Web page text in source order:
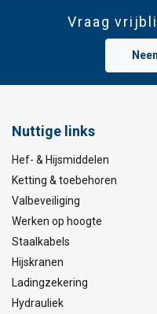
Vraag
Nuttige links
Hef- & Hijsmiddelen
Ketting & toebehoren
Valbeveiliging
Werken op hoogte
Staalkabels
Hijskranen
Ladingzekering
Hydrauliek